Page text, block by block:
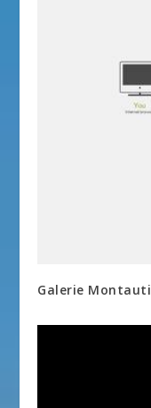
Galerie Montauti